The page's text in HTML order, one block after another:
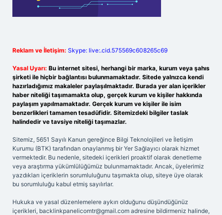
Reklam ve İletişim: Skype: live:.cid.575569c608265c69
Yasal Uyarı: Bu internet sitesi, herhangi bir marka, kurum veya şahıs
şirketi ile hiçbir bağlantısı bulunmamaktadır. Sitede yalnızca kendi
hazırladığımız makaleler paylaşılmaktadır. Burada yer alan içerikler
haber niteliği taşımamakta olup, gerçek kurum ve kişiler hakkında
paylaşım yapılmamaktadır. Gerçek kurum ve kişiler ile isim
benzerlikleri tamamen tesadüfidir. Sitemizdeki bilgiler taslak
halindedir ve tavsiye niteliği taşımazlar.
Sitemiz, 5651 Sayılı Kanun gereğince Bilgi Teknolojileri ve İletişim
Kurumu (BTK) tarafından onaylanmış bir Yer Sağlayıcı olarak hizmet
vermektedir. Bu nedenle, sitedeki içerikleri proaktif olarak denetleme
veya araştırma yükümlülüğümüz bulunmamaktadır. Ancak, üyelerimiz
yazdıkları içeriklerin sorumluluğunu taşımakta olup, siteye üye olarak
bu sorumluluğu kabul etmiş sayılırlar.
Hukuka ve yasal düzenlemelere aykırı olduğunu düşündüğünüz
içerikleri, backlinkpanelicomtr@gmail.com adresine bildirmeniz halinde,